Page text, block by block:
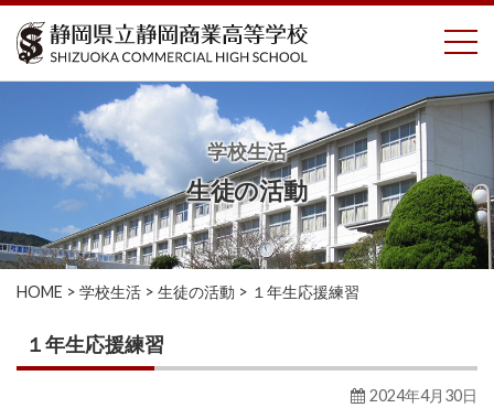
コ
へ
ス
プ
学校生活
生徒の活動
HOME > 学校生活> 生徒の活動 > １年生応援練習
１年生応援練習
2024年4月30日